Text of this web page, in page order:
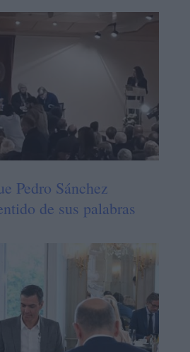
Pedro Sánchez
de sus palabras